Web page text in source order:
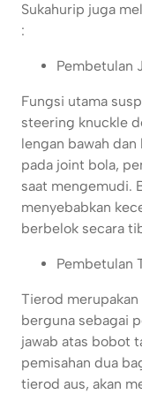
Sukahurip juga
:
Pembetulan
Fungsi utama
steering knuckle
lengan bawah dan
pada joint bola,
saat mengemudi.
menyebabkan
berbelok secara
Pembetulan
Tierod
berguna sebagai
jawab atas bobot
pemisahan dua
tierod aus, akan